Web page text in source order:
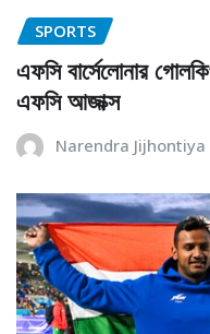
SPORTS
এফসি বার্সেলোনার
এফসি আজাক্স
Narendra Jijhontiya